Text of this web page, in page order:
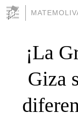
¡La
Giza